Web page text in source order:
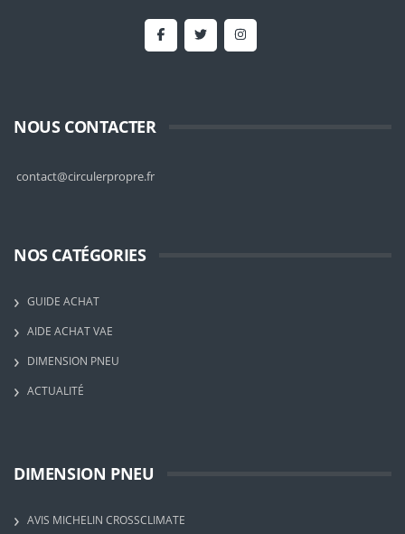
NOUS CONTACTER
contact@circulerpropre.fr
NOS CATÉGORIES
GUIDE ACHAT
AIDE ACHAT VAE
DIMENSION PNEU
ACTUALITÉ
DIMENSION PNEU
AVIS MICHELIN CROSSCLIMATE